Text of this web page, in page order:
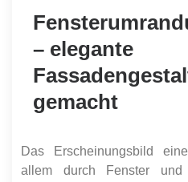
– elegante
gemacht
Das Erscheinungsbild
allem durch Fenster und